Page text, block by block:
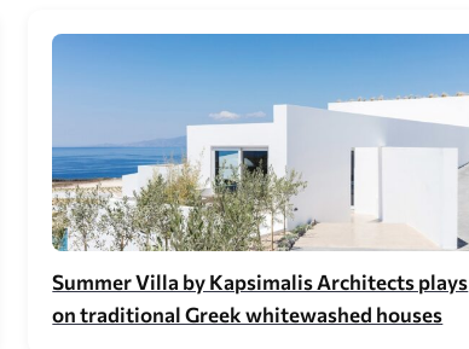
Summer Villa by Kapsimalis Architects plays
on traditional Greek whitewashed houses